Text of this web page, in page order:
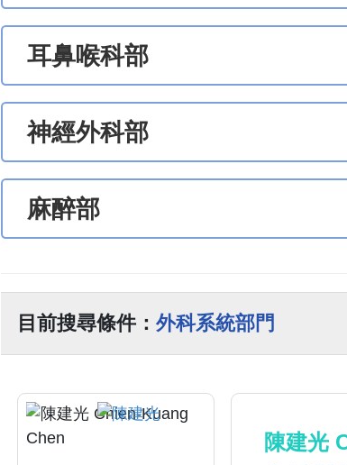
耳鼻喉科部
神經外科部
麻醉部
目前搜尋條件： 外科系統部門
陳建光